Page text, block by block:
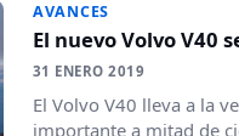
AVANCES
El nuevo Volvo V40
31 ENERO 2019
El Volvo V40 lleva a la
importante a mitad de